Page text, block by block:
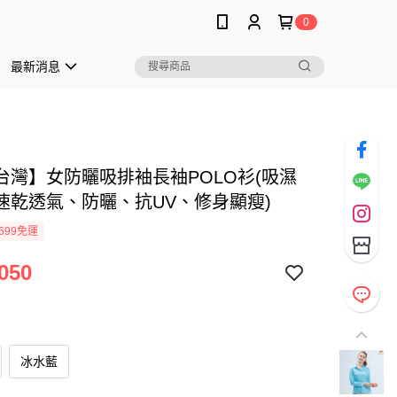
0
最新消息
灣】女防曬吸排袖長袖POLO衫(吸濕
乾透氣、防曬、抗UV、修身顯瘦)
免運
冰水藍